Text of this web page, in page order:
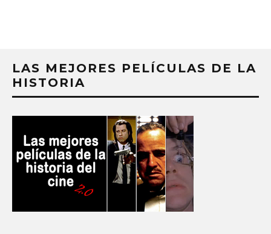
LAS MEJORES PELÍCULAS DE LA
HISTORIA